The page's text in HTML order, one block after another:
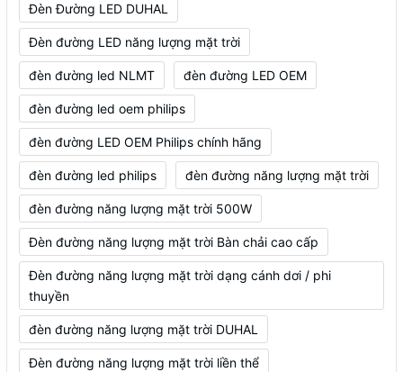
Đèn Đường LED DUHAL
Đèn đường LED năng lượng mặt trời
đèn đường led NLMT đèn đường LED OEM
đèn đường led oem philips
đèn đường LED OEM Philips chính hãng
đèn đường led philips đèn đường năng lượng mặt trời
đèn đường năng lượng mặt trời 500W
Đèn đường năng lượng mặt trời Bàn chải cao cấp
Đèn đường năng lượng mặt trời dạng cánh dơi / phi
thuyền
đèn đường năng lượng mặt trời DUHAL
Đèn đường năng lượng mặt trời liền thể